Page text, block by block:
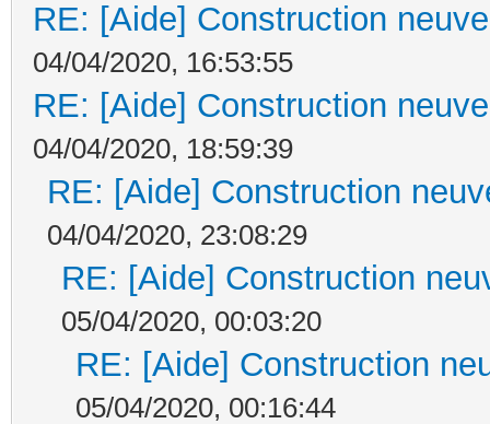
RE: [Aide] Construction
04/04/2020, 16:53:55
RE: [Aide] Construction
04/04/2020, 18:59:39
RE: [Aide] Construction
04/04/2020, 23:08:29
RE: [Aide] Construction
05/04/2020, 00:03:20
RE: [Aide] Construction
05/04/2020, 00:16:44